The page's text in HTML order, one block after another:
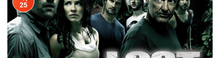
25